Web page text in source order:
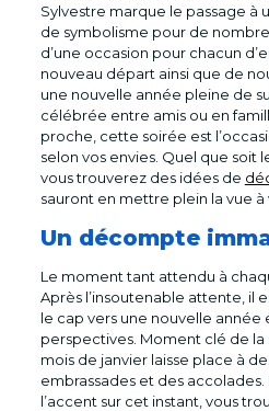
Sylvestre marque le passage à
de symbolisme pour de
d’une occasion pour chacun
nouveau départ ainsi que de
une nouvelle année pleine de
célébrée entre amis ou en
proche, cette soirée est
selon vos envies. Quel que soit
vous trouverez des idées de
sauront en mettre plein la vue à
Un décompte
Le moment tant attendu à
Après l’insoutenable attente, il
le cap vers une nouvelle année
perspectives. Moment clé de la
mois de janvier laisse place à
embrassades et des
l’accent sur cet instant, vous